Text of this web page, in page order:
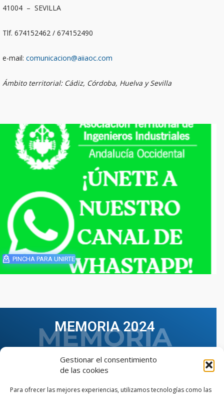
Gestionar el consentimiento
de las cookies
Para ofrecer las mejores experiencias, utilizamos tecnologías como las
41004 – SEVILLA
Tlf. 674152462 / 674152490
e-mail: comunicacion@aiiaoc.com
Ámbito territorial: Cádiz, Córdoba, Huelva y Sevilla
PINCHA PARA UNIRTE
MEMORIA 2024